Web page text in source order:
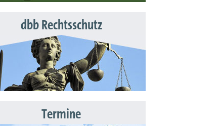
dbb Rechtsschutz
Termine